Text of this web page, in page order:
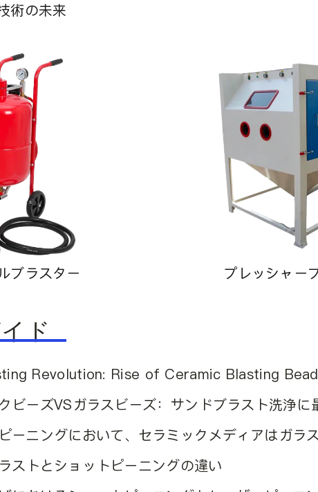
術の未来
ブラスター プレッシャー
ド
Revolution: Rise of Ceramic Blasting
ビーズVSガラスビーズ：サンドブラスト洗浄に
ーニングにおいて、セラミックメディアはガラ
ストとショットピーニングの違い